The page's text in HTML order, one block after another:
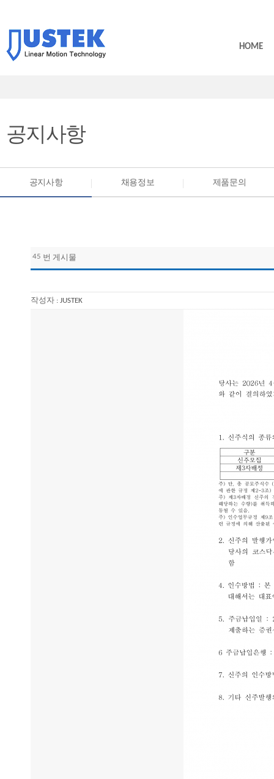
HOME
공지사항
공지사항 채용정보 제품문의
45 번 게시물
작성자 : JUSTEK